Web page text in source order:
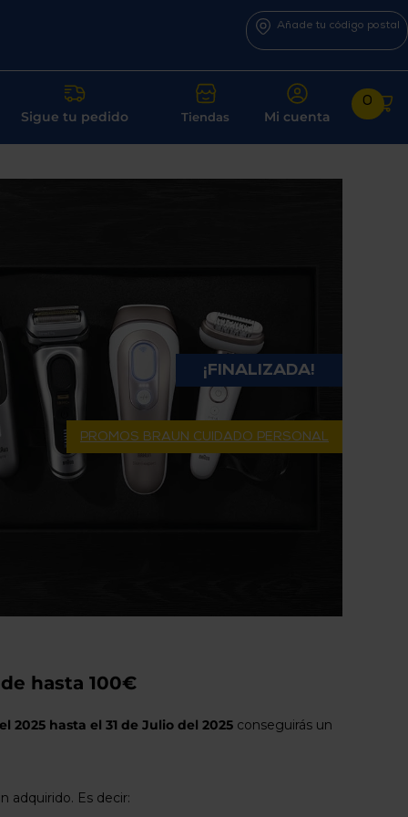
Añade tu código postal
Sigue tu pedido Tiendas Mi cuenta
0
¡FINALIZADA!
PROMOS BRAUN CUIDADO PERSONAL
hasta 100€
2025 hasta el 31 de Julio del 2025 conseguirás un
adquirido. Es decir: